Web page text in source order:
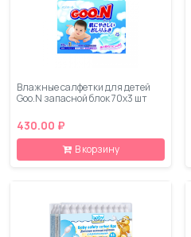
Влажные салфетки для детей
Goo.N запасной блок 70х3 шт
430.00 ₽
В корзину